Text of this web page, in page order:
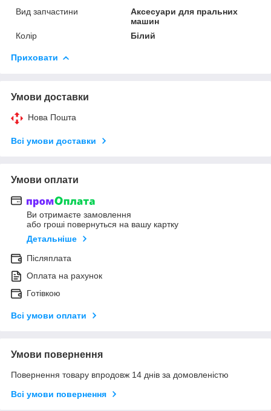
Вид запчастини
Аксесуари для пральних
машин
Колір
Білий
Приховати
Умови доставки
Нова Пошта
Всі умови доставки
Умови оплати
Ви отримаєте замовлення
або гроші повернуться на вашу картку
Детальніше
Післяплата
Оплата на рахунок
Готівкою
Всі умови оплати
Умови повернення
Повернення товару впродовж 14 днів за домовленістю
Всі умови повернення